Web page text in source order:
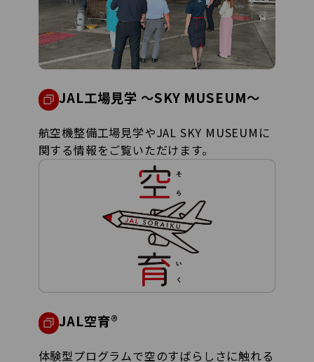
JAL工場見学 ～SKY MUSEUM～
航空機整備工場見学やJAL SKY MUSEUMに
関する情報をご覧いただけます。
JAL空育®
体験型プログラムで空のすばらしさに触れる